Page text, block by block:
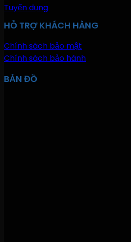
Tuyển dụng
HỖ TRỢ KHÁCH HÀNG
Chính sách bảo mật
Chính sách bảo hành
BẢN ĐỒ